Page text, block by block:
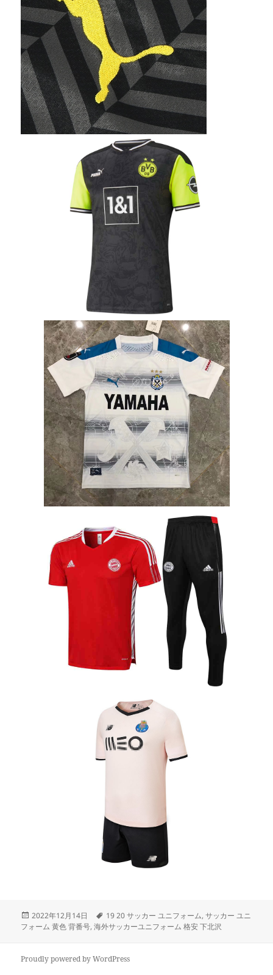
投
稿
2022年12月14日
タ
グ
19 20 サッカー ユニフォーム,サッカー ユニ
フォーム 黄色 背番号,海外サッカーユニフォーム 格安 下北沢
Proudly powered by WordPress